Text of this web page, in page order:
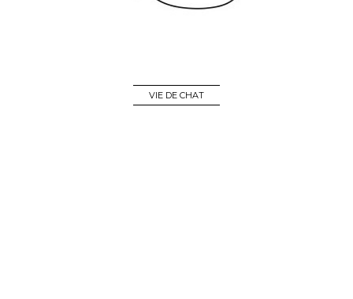
VIE DE CHAT